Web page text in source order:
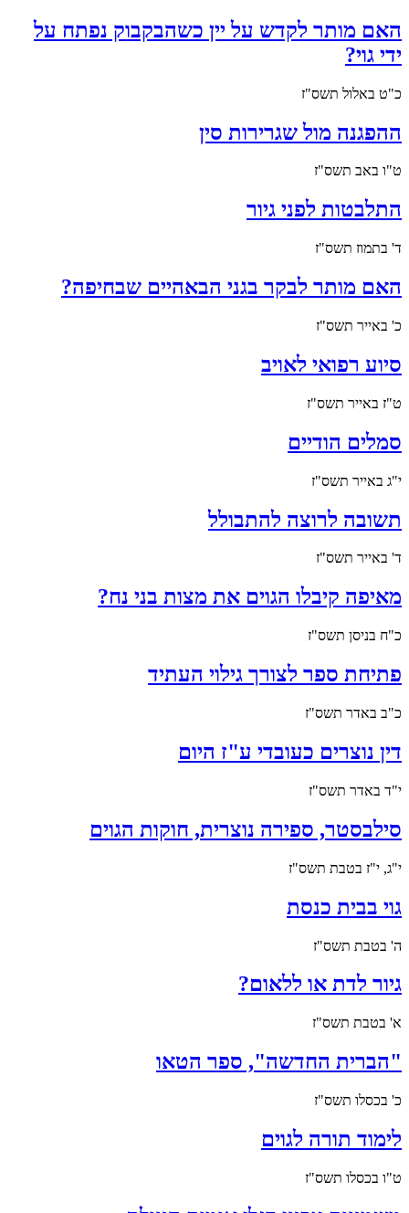
האם מותר לקדש על יין כשהבקבוק נפתח על
ידי גוי?
כ"ט באלול תשס"ז
ההפגנה מול שגרירות סין
ט"ו באב תשס"ז
התלבטות לפני גיור
ד' בתמוז תשס"ז
האם מותר לבקר בגני הבאהיים שבחיפה?
כ' באייר תשס"ז
סיוע רפואי לאויב
ט"ז באייר תשס"ז
סמלים הודיים
י"ג באייר תשס"ז
תשובה לרוצה להתבולל
ד' באייר תשס"ז
מאיפה קיבלו הגוים את מצות בני נח?
כ"ח בניסן תשס"ז
פתיחת ספר לצורך גילוי העתיד
כ"ב באדר תשס"ז
דין נוצרים כעובדי ע"ז היום
י"ד באדר תשס"ז
סילבסטר, ספירה נוצרית, חוקות הגוים
י"ג, י"ז בטבת תשס"ז
גוי בבית כנסת
ה' בטבת תשס"ז
גיור לדת או ללאום?
א' בטבת תשס"ז
"הברית החדשה", ספר הטאו
כ' בכסלו תשס"ז
לימוד תורה לגוים
ט"ו בכסלו תשס"ז